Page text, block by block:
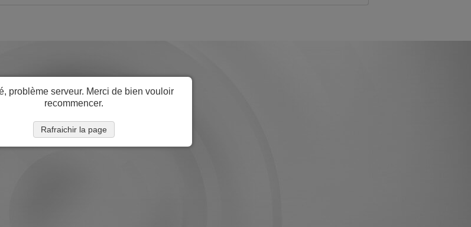
problème serveur. Merci de bien vouloir
recommencer.
Rafraichir la page